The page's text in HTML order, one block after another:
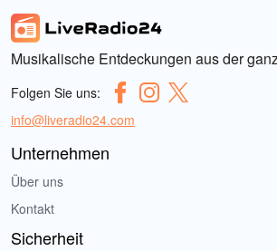
Musikalische Entdeckungen aus der
Folgen Sie uns:
info@liveradio24.com
Unternehmen
Über uns
Kontakt
Sicherheit